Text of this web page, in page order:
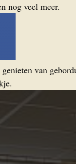
nog veel meer.
van